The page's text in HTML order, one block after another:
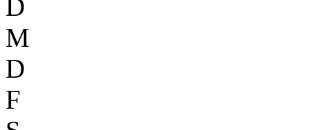
D
M
D
F